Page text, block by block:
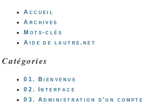
Accueil
Archives
Mots-clés
Aide de lautre.net
Catégories
01. Bienvenue
02. Interface
03. Administration d'un compte